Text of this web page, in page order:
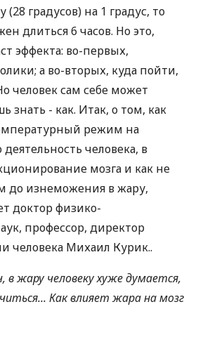
градусов) на 1 градус, то
длиться 6 часов. Но это,
эффекта: во-первых,
а во-вторых, куда пойти,
человек сам себе может
знать - как. Итак, о том, как
режим на
человека, в
мозга и как не
до изнеможения в жару,
доктор физико-
профессор, директор
человека Михаил Курик..
в жару человеку хуже думается,
Как влияет жара на мозг